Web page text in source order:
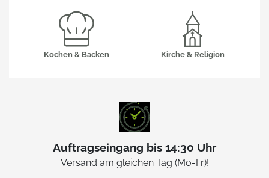
Kochen & Backen Kirche & Religion
Auftragseingang bis 14:30 Uhr
Versand am gleichen Tag (Mo-Fr)!